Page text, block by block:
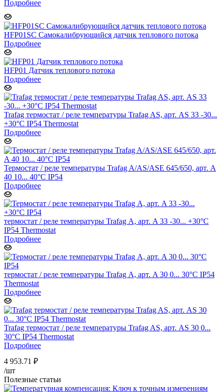
Подробнее
HFP01SC Самокалибрующийся датчик теплового потока
Подробнее
HFP01 Датчик теплового потока
Подробнее
Trafag термостат / реле температуры Trafag AS, арт. AS 33 -30...
+30°C IP54 Thermostat
Подробнее
Термостат / реле температуры Trafag A/AS/ASE 645/650, арт. A
40 10... 40°C IP54
Подробнее
термостат / реле температуры Trafag А, арт. A 33 -30... +30°C
IP54 Thermostat
Подробнее
термостат / реле температуры Trafag А, арт. A 30 0... 30°C IP54
Thermostat
Подробнее
Trafag термостат / реле температуры Trafag AS, арт. AS 30 0...
30°C IP54 Thermostat
Подробнее
4 953.71 ₽
/шт
Полезные статьи